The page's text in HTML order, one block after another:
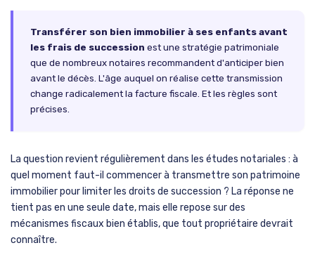
Transférer son bien immobilier à ses enfants avant
les frais de succession est une stratégie patrimoniale
que de nombreux notaires recommandent d'anticiper bien
avant le décès. L'âge auquel on réalise cette transmission
change radicalement la facture fiscale. Et les règles sont
précises.
La question revient régulièrement dans les études notariales : à
quel moment faut-il commencer à transmettre son patrimoine
immobilier pour limiter les droits de succession ? La réponse ne
tient pas en une seule date, mais elle repose sur des
mécanismes fiscaux bien établis, que tout propriétaire devrait
connaître.